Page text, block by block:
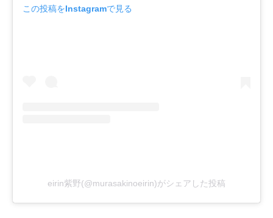
この投稿をInstagramで見る
eirin紫野(@murasakinoeirin)がシェアした投稿